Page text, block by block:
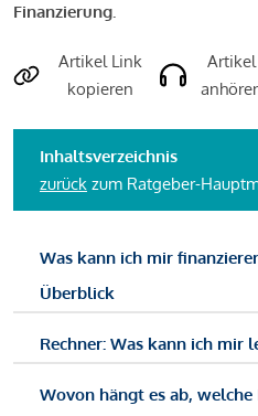
Finanzierung.
Artikel Link
kopieren
Artikel
Inhaltsverzeichnis
zurück zum Ratgeber-
Was kann ich mir
Überblick
Rechner: Was kann ich mir
Wovon hängt es ab,